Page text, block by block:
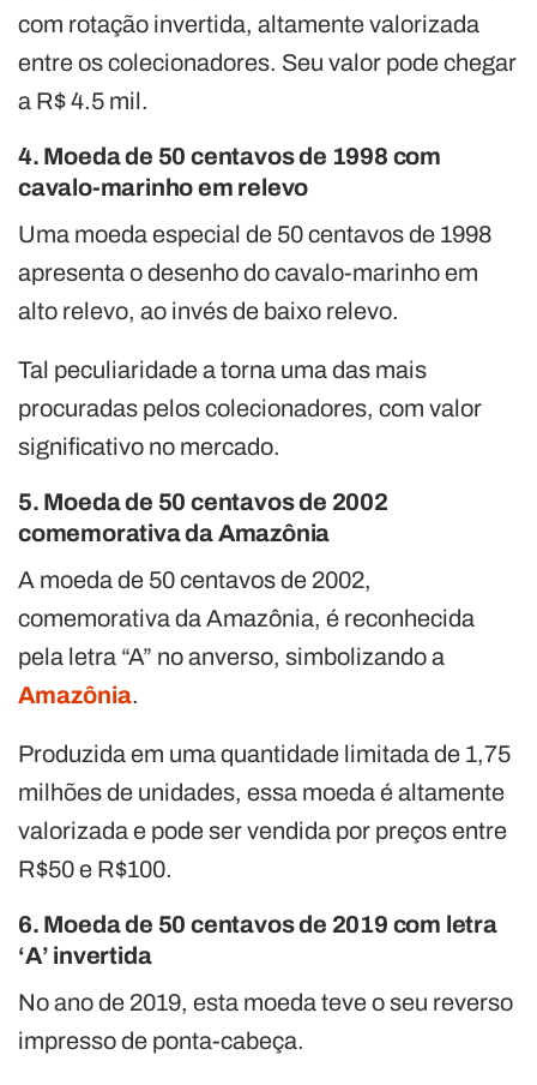
com rotação invertida, altamente valorizada
entre os colecionadores. Seu valor pode chegar
a R$ 4.5 mil.
4. Moeda de 50 centavos de 1998 com
cavalo-marinho em relevo
Uma moeda especial de 50 centavos de 1998
apresenta o desenho do cavalo-marinho em
alto relevo, ao invés de baixo relevo.
Tal peculiaridade a torna uma das mais
procuradas pelos colecionadores, com valor
significativo no mercado.
5. Moeda de 50 centavos de 2002
comemorativa da Amazônia
A moeda de 50 centavos de 2002,
comemorativa da Amazônia, é reconhecida
pela letra “A” no anverso, simbolizando a
Amazônia.
Produzida em uma quantidade limitada de 1,75
milhões de unidades, essa moeda é altamente
valorizada e pode ser vendida por preços entre
R$50 e R$100.
6. Moeda de 50 centavos de 2019 com letra
‘A’ invertida
No ano de 2019, esta moeda teve o seu reverso
impresso de ponta-cabeça.